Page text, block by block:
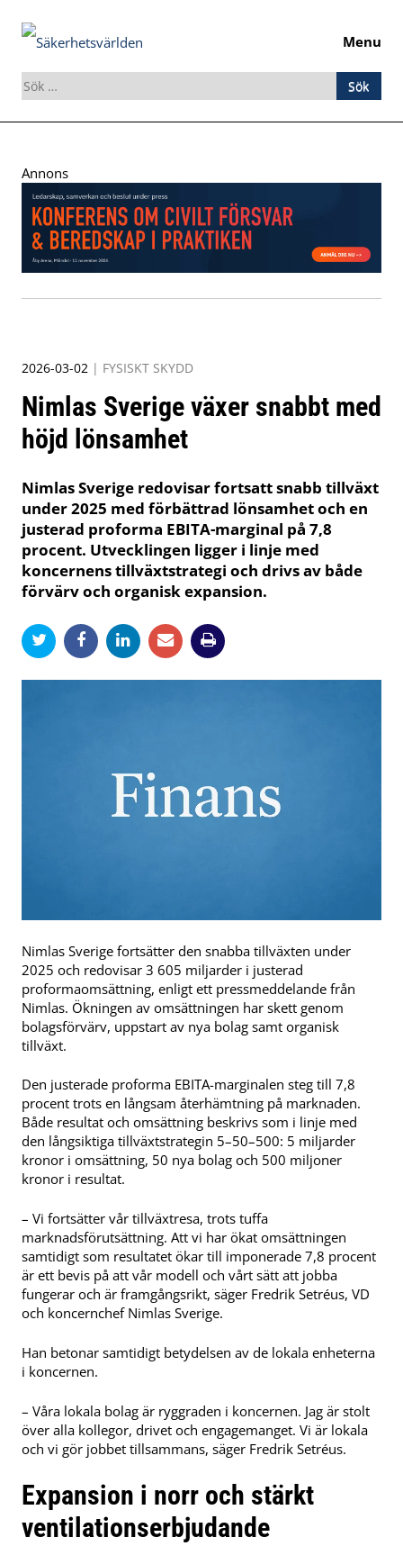
Menu
Sök
efter:
to
content
Annons
2026-03-02 | FYSISKT SKYDD
Nimlas Sverige växer snabbt med
höjd lönsamhet
Nimlas Sverige redovisar fortsatt snabb tillväxt
under 2025 med förbättrad lönsamhet och en
justerad proforma EBITA-marginal på 7,8
procent. Utvecklingen ligger i linje med
koncernens tillväxtstrategi och drivs av både
förvärv och organisk expansion.
Nimlas Sverige fortsätter den snabba tillväxten under
2025 och redovisar 3 605 miljarder i justerad
proformaomsättning, enligt ett pressmeddelande från
Nimlas. Ökningen av omsättningen har skett genom
bolagsförvärv, uppstart av nya bolag samt organisk
tillväxt.
Den justerade proforma EBITA-marginalen steg till 7,8
procent trots en långsam återhämtning på marknaden.
Både resultat och omsättning beskrivs som i linje med
den långsiktiga tillväxtstrategin 5–50–500: 5 miljarder
kronor i omsättning, 50 nya bolag och 500 miljoner
kronor i resultat.
– Vi fortsätter vår tillväxtresa, trots tuffa
marknadsförutsättning. Att vi har ökat omsättningen
samtidigt som resultatet ökar till imponerade 7,8 procent
är ett bevis på att vår modell och vårt sätt att jobba
fungerar och är framgångsrikt, säger Fredrik Setréus, VD
och koncernchef Nimlas Sverige.
Han betonar samtidigt betydelsen av de lokala enheterna
i koncernen.
– Våra lokala bolag är ryggraden i koncernen. Jag är stolt
över alla kollegor, drivet och engagemanget. Vi är lokala
och vi gör jobbet tillsammans, säger Fredrik Setréus.
Expansion i norr och stärkt
ventilationserbjudande